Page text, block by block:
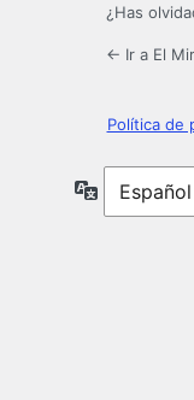
¿Has
← Ir a El
Política de
Idioma